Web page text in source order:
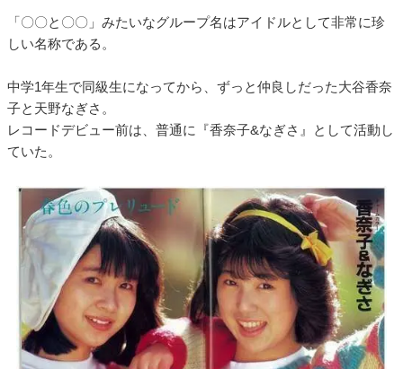
「〇〇と〇〇」みたいなグループ名はアイドルとして非常に珍
しい名称である。
中学1年生で同級生になってから、ずっと仲良しだった大谷香奈
子と天野なぎさ。
レコードデビュー前は、普通に『香奈子&なぎさ』として活動し
ていた。